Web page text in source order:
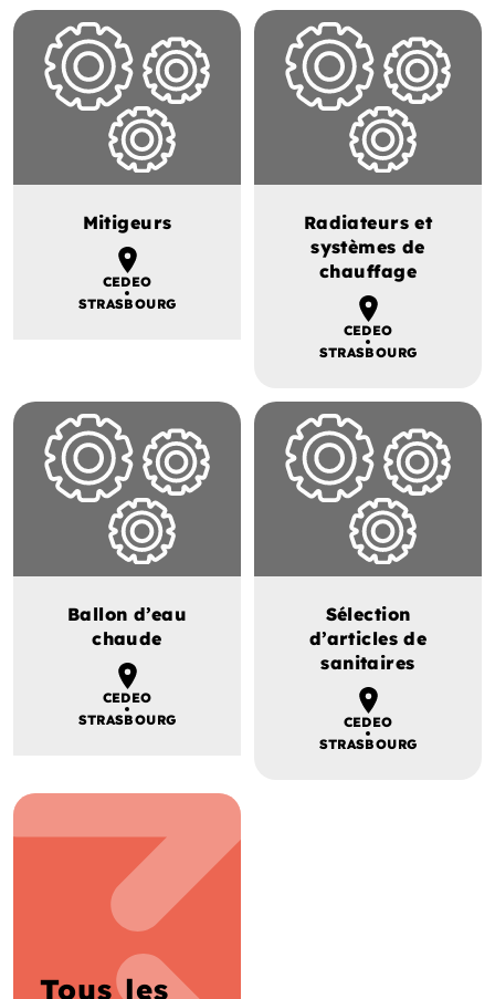
Mitigeurs
CEDEO
STRASBOURG
Radiateurs et
systèmes de
chauffage
CEDEO
STRASBOURG
Ballon d’eau
chaude
CEDEO
STRASBOURG
Sélection
d’articles de
sanitaires
CEDEO
STRASBOURG
Tous les